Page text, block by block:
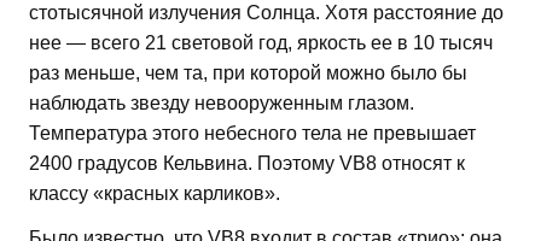
стотысячной излучения Солнца. Хотя расстояние до
нее — всего 21 световой год, яркость ее в 10 тысяч
раз меньше, чем та, при которой можно было бы
наблюдать звезду невооруженным глазом.
Температура этого небесного тела не превышает
2400 градусов Кельвина. Поэтому VB8 относят к
классу «красных карликов».